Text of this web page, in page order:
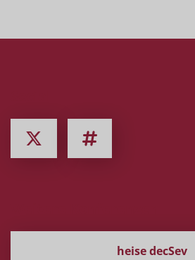
heise decSev